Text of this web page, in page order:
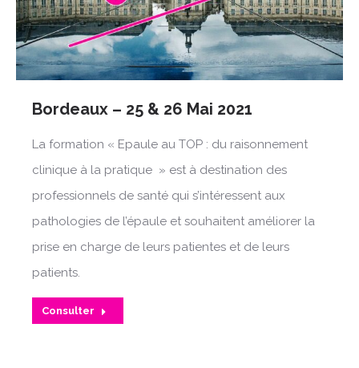
Bordeaux – 25 & 26 Mai 2021
La formation « Epaule au TOP : du raisonnement
clinique à la pratique » est à destination des
professionnels de santé qui s’intéressent aux
pathologies de l’épaule et souhaitent améliorer la
prise en charge de leurs patientes et de leurs
patients.
Consulter